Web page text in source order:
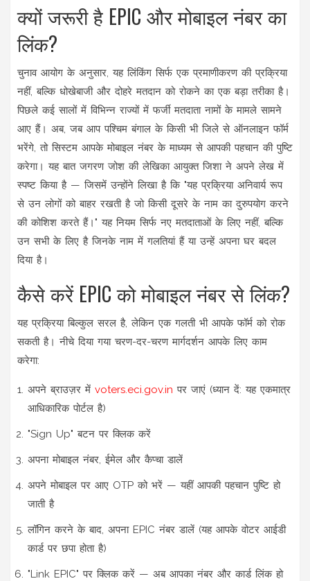
क्यों जरूरी है EPIC और मोबाइल नंबर का
लिंक?
चुनाव आयोग के अनुसार, यह लिंकिंग सिर्फ एक प्रमाणीकरण की प्रक्रिया
नहीं, बल्कि धोखेबाजी और दोहरे मतदान को रोकने का एक बड़ा तरीका है।
पिछले कई सालों में विभिन्न राज्यों में फर्जी मतदाता नामों के मामले सामने
आए हैं। अब, जब आपपश्चिम बंगाल के किसी भी जिले से ऑनलाइन फॉर्म
भरेंगे, तो सिस्टम आपके मोबाइल नंबर के माध्यम से आपकी पहचान की पुष्टि
करेगा। यह बात जगरण जोश की लेखिका आयुक्त जिशाने अपने लेख में
स्पष्ट किया है — जिसमें उन्होंने लिखा है कि "यह प्रक्रिया अनिवार्य रूप
से उन लोगों को बाहर रखती है जो किसी दूसरे के नाम का दुरुपयोग करने
की कोशिश करते हैं।" यह नियम सिर्फ नए मतदाताओं के लिए नहीं, बल्कि
उन सभी के लिए है जिनके नाम में गलतियां हैं या उन्हें अपना घर बदल
दिया है।
कैसे करें EPIC को मोबाइल नंबर से लिंक?
यह प्रक्रिया बिल्कुल सरल है, लेकिन एक गलती भी आपके फॉर्म को रोक
सकती है। नीचे दिया गया चरण-दर-चरण मार्गदर्शन आपके लिए काम
करेगा:
अपने ब्राउज़र में voters.eci.gov.in पर जाएं (ध्यान दें: यह एकमात्र
आधिकारिक पोर्टल है)
"Sign Up" बटन पर क्लिक करें
अपना मोबाइल नंबर, ईमेल और कैप्चा डालें
अपने मोबाइल पर आए OTP को भरें — यहीं आपकी पहचान पुष्टि हो
जाती है
लॉगिन करने के बाद, अपना EPIC नंबर डालें (यह आपके वोटर आईडी
कार्ड पर छपा होता है)
"Link EPIC" पर क्लिक करें — अब आपका नंबर और कार्ड लिंक हो